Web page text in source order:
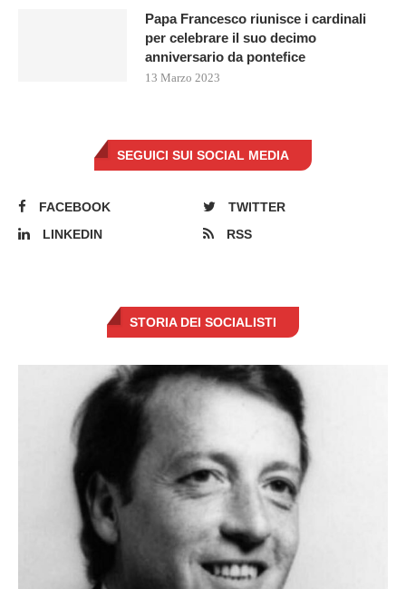
Papa Francesco riunisce i cardinali
per celebrare il suo decimo
anniversario da pontefice
13 Marzo 2023
SEGUICI SUI SOCIAL MEDIA
FACEBOOK
TWITTER
LINKEDIN
RSS
STORIA DEI SOCIALISTI